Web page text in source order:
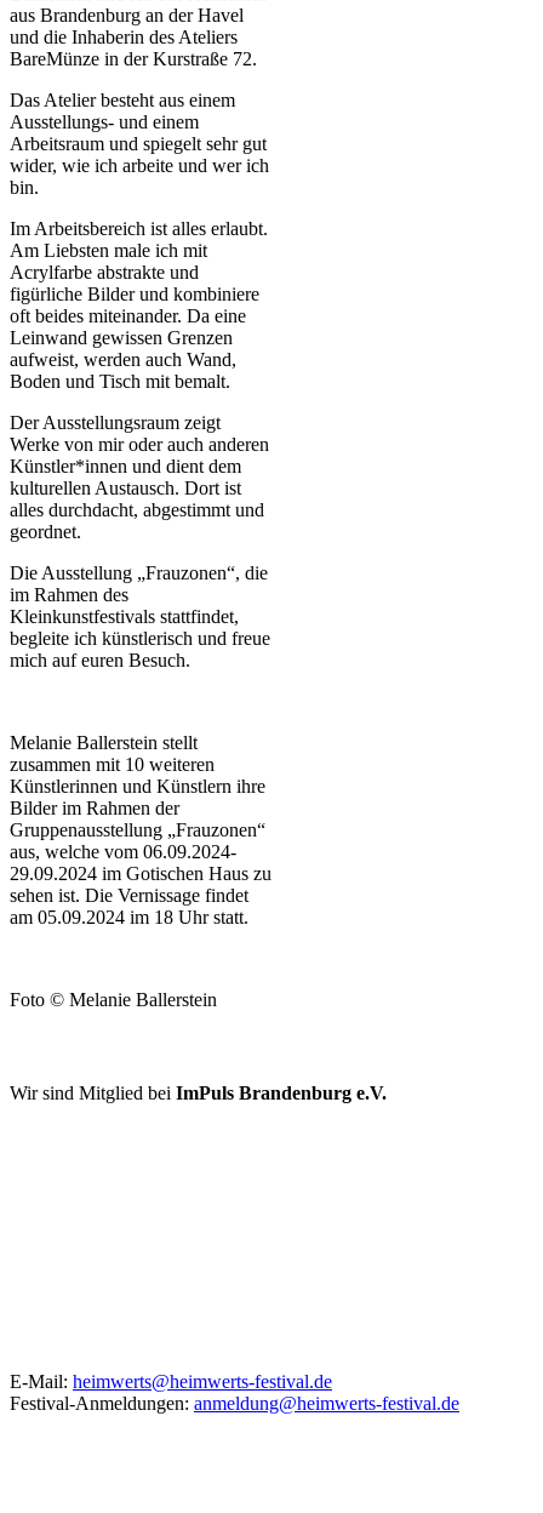
aus Brandenburg an der Havel
und die Inhaberin des Ateliers
BareMünze in der Kurstraße 72.
Das Atelier besteht aus einem
Ausstellungs- und einem
Arbeitsraum und spiegelt sehr gut
wider, wie ich arbeite und wer ich
bin.
Im Arbeitsbereich ist alles erlaubt.
Am Liebsten male ich mit
Acrylfarbe abstrakte und
figürliche Bilder und kombiniere
oft beides miteinander. Da eine
Leinwand gewissen Grenzen
aufweist, werden auch Wand,
Boden und Tisch mit bemalt.
Der Ausstellungsraum zeigt
Werke von mir oder auch anderen
Künstler*innen und dient dem
kulturellen Austausch. Dort ist
alles durchdacht, abgestimmt und
geordnet.
Die Ausstellung „Frauzonen“, die
im Rahmen des
Kleinkunstfestivals stattfindet,
begleite ich künstlerisch und freue
mich auf euren Besuch.
Melanie Ballerstein stellt
zusammen mit 10 weiteren
Künstlerinnen und Künstlern ihre
Bilder im Rahmen der
Gruppenausstellung „Frauzonen“
aus, welche vom 06.09.2024-
29.09.2024 im Gotischen Haus zu
sehen ist. Die Vernissage findet
am 05.09.2024 im 18 Uhr statt.
Foto © Melanie Ballerstein
Wir sind Mitglied bei ImPuls Brandenburg e.V.
E-Mail: heimwerts@heimwerts-festival.de
Festival-Anmeldungen: anmeldung@heimwerts-festival.de